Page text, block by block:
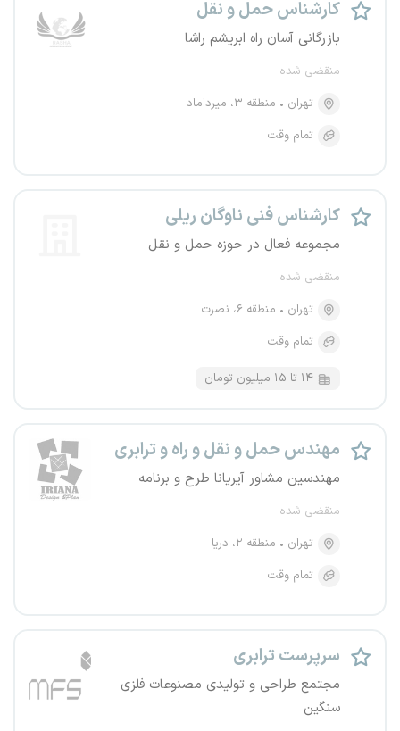
کارشناس حمل و نقل
بازرگانی آسان راه ابریشم راشا
منقضی شده
تهران
منطقه ۳، میرداماد
تمام وقت
کارشناس فنی ناوگان ریلی
مجموعه فعال در حوزه حمل و نقل
منقضی شده
تهران
منطقه ۶، نصرت
تمام وقت
۱۴ تا ۱۵ میلیون تومان
مهندس حمل و نقل و راه و ترابری
مهندسین مشاور آیریانا طرح و برنامه
منقضی شده
تهران
منطقه ۲، دریا
تمام وقت
سرپرست ترابری
مجتمع طراحی و تولیدی مصنوعات فلزی
سنگین